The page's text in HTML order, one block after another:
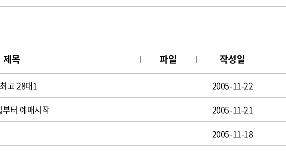
제목 파일 작성일
고 28대1 2005-11-22
터 예매시작 2005-11-21
2005-11-18